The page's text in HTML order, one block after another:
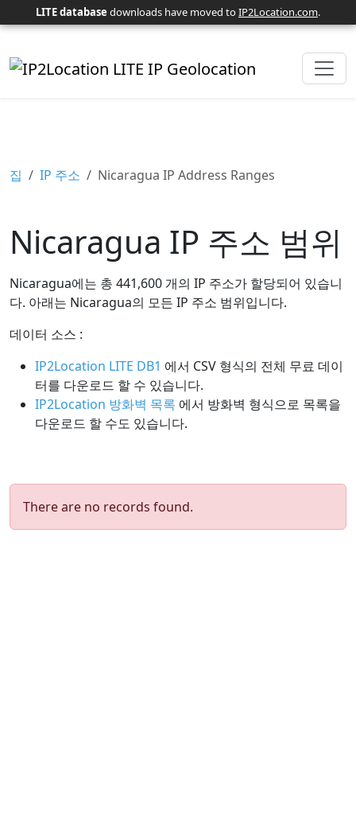
LITE database downloads have moved toIP2Location.com.
집 IP 주소 Nicaragua IP Address Ranges
Nicaragua IP 주소 범위
Nicaragua에는 총 441,600 개의 IP 주소가 할당되어 있습니
다. 아래는 Nicaragua의 모든 IP 주소 범위입니다.
데이터 소스 :
IP2Location LITE DB1 에서 CSV 형식의 전체 무료 데이
터를 다운로드 할 수 있습니다.
IP2Location 방화벽 목록 에서 방화벽 형식으로 목록을
다운로드 할 수도 있습니다.
There are no records found.